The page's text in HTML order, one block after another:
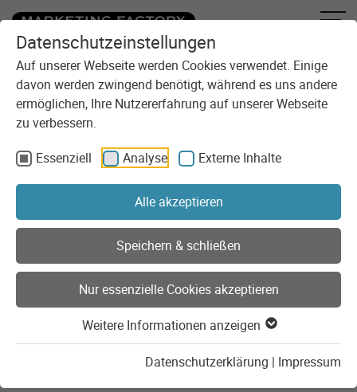
Datenschutzeinstellungen
Auf unserer Webseite werden Cookies verwendet. Einige
davon werden zwingend benötigt, während es uns andere
ermöglichen, Ihre Nutzererfahrung auf unserer Webseite
zu verbessern.
Essenziell
Analyse Externe Inhalte
Alle akzeptieren
Speichern & schließen
Nur essenzielle Cookies akzeptieren
Weitere Informationen anzeigen
Datenschutzerklärung | Impressum
Zum Inhalt springen
Sie sind here:
Frisch gebloggt
Seit 30 Jahren realisieren wir digitale Lösungen für unsere
Kunden. Im Blog der Marketing Factory erfahrt Ihr, was uns
bewegt und womit wir uns beschäftigen. Wir geben
Einblicke in unseren Agentur-Alltag, teilen unser Wissen und
unsere Erfahrungen und reden Klartext bei strittigen
Suche nach Blogbeiträgen